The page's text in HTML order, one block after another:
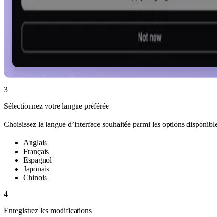
3
Sélectionnez votre langue préférée
Choisissez la langue d’interface souhaitée parmi les options
Anglais
Français
Espagnol
Japonais
Chinois
4
Enregistrez les modifications